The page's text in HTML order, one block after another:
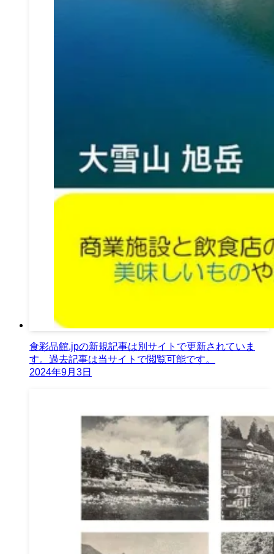
食彩品館.jpの新規記事は別サイトで更新されていま
す。過去記事は当サイトで閲覧可能です。
2024年9月3日